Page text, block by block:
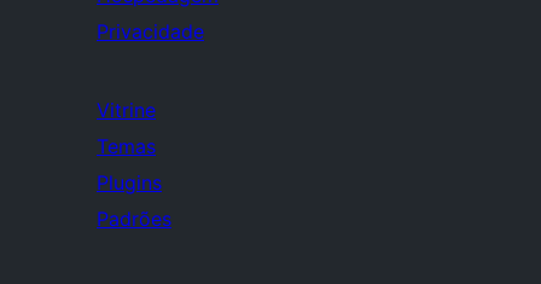
Privacidade
Vitrine
Temas
Plugins
Padrões